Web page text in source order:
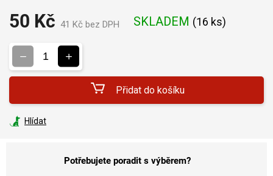
50 Kč 41 Kč bez DPH SKLADEM (16 ks)
Přidat do košíku
Hlídat
Potřebujete poradit s výběrem?